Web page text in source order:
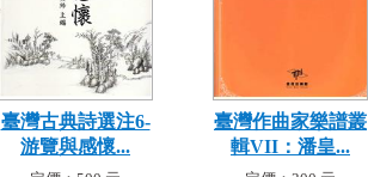
臺灣古典詩選注6-
游覽與感懷...
臺灣作曲家樂譜叢
輯VII：潘皇...